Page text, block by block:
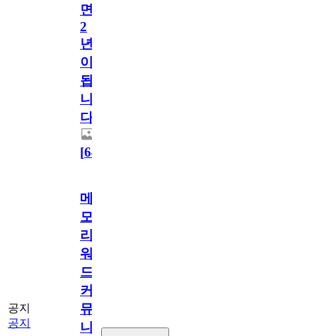
면
2
년
이
됩
니
다.
[64
공지
공지
메
모
리
워
드
커
뮤
니